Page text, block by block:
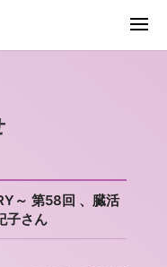
～ 第58回 、臓活
子さん